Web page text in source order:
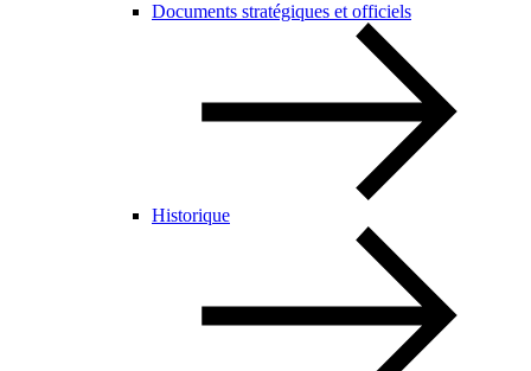
Documents stratégiques et officiels
Historique